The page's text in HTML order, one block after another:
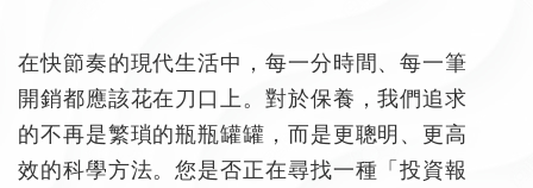
在快節奏的現代生活中，每一分時間、每一筆
開銷都應該花在刀口上。對於保養，我們追求
的不再是繁瑣的瓶瓶罐罐，而是更聰明、更高
效的科學方法。您是否正在尋找一種「投資報